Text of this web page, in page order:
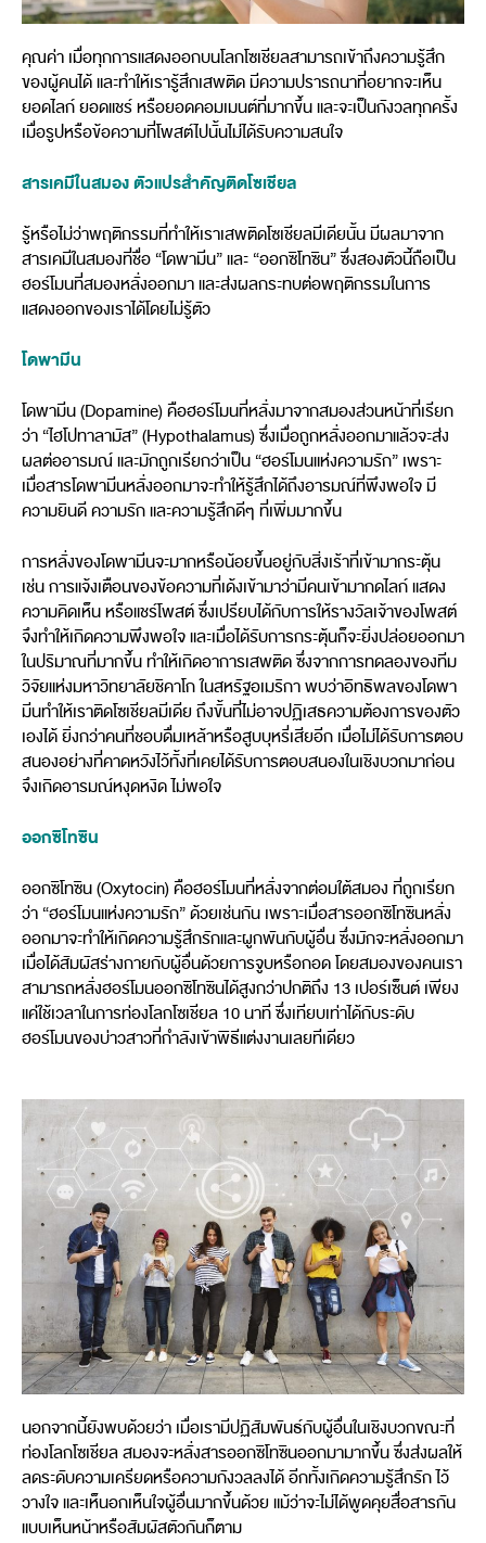
คุณค่า เมื่อทุกการแสดงออกบนโลกโซเชียลสามารถเข้าถึงความรู้สึก
ของผู้คนได้ และทำให้เรารู้สึกเสพติด มีความปรารถนาที่อยากจะเห็น
ยอดไลก์ ยอดแชร์ หรือยอดคอมเมนต์ที่มากขึ้น และจะเป็นกังวลทุกครั้ง
เมื่อรูปหรือข้อความที่โพสต์ไปนั้นไม่ได้รับความสนใจ
สารเคมีในสมอง ตัวแปรสำคัญติดโซเชียล
รู้หรือไม่ว่าพฤติกรรมที่ทำให้เราเสพติดโซเชียลมีเดียนั้น มีผลมาจาก
สารเคมีในสมองที่ชื่อ “โดพามีน” และ “ออกซิโทซิน” ซึ่งสองตัวนี้ถือเป็น
ฮอร์โมนที่สมองหลั่งออกมา และส่งผลกระทบต่อพฤติกรรมในการ
แสดงออกของเราได้โดยไม่รู้ตัว
โดพามีน
โดพามีน (Dopamine) คือฮอร์โมนที่หลั่งมาจากสมองส่วนหน้าที่เรียก
ว่า “ไฮโปทาลามัส” (Hypothalamus) ซึ่งเมื่อถูกหลั่งออกมาแล้วจะส่ง
ผลต่ออารมณ์ และมักถูกเรียกว่าเป็น “ฮอร์โมนแห่งความรัก” เพราะ
เมื่อสารโดพามีนหลั่งออกมาจะทำให้รู้สึกได้ถึงอารมณ์ที่พึงพอใจ มี
ความยินดี ความรัก และความรู้สึกดีๆ ที่เพิ่มมากขึ้น
การหลั่งของโดพามีนจะมากหรือน้อยขึ้นอยู่กับสิ่งเร้าที่เข้ามากระตุ้น
เช่น การแจ้งเตือนของข้อความที่เด้งเข้ามาว่ามีคนเข้ามากดไลก์ แสดง
ความคิดเห็น หรือแชร์โพสต์ ซึ่งเปรียบได้กับการให้รางวัลเจ้าของโพสต์
จึงทำให้เกิดความพึงพอใจ และเมื่อได้รับการกระตุ้นก็จะยิ่งปล่อยออกมา
ในปริมาณที่มากขึ้น ทำให้เกิดอาการเสพติด ซึ่งจากการทดลองของทีม
วิจัยแห่งมหาวิทยาลัยชิคาโก ในสหรัฐอเมริกา พบว่าอิทธิพลของโดพา
มีนทำให้เราติดโซเชียลมีเดีย ถึงขั้นที่ไม่อาจปฏิเสธความต้องการของตัว
เองได้ ยิ่งกว่าคนที่ชอบดื่มเหล้าหรือสูบบุหรี่เสียอีก เมื่อไม่ได้รับการตอบ
สนองอย่างที่คาดหวังไว้ทั้งที่เคยได้รับการตอบสนองในเชิงบวกมาก่อน
จึงเกิดอารมณ์หงุดหงิด ไม่พอใจ
ออกซิโทซิน
ออกซิโทซิน (Oxytocin) คือฮอร์โมนที่หลั่งจากต่อมใต้สมอง ที่ถูกเรียก
ว่า “ฮอร์โมนแห่งความรัก” ด้วยเช่นกัน เพราะเมื่อสารออกซิโทซินหลั่ง
ออกมาจะทำให้เกิดความรู้สึกรักและผูกพันกับผู้อื่น ซึ่งมักจะหลั่งออกมา
เมื่อได้สัมผัสร่างกายกับผู้อื่นด้วยการจูบหรือกอด โดยสมองของคนเรา
สามารถหลั่งฮอร์โมนออกซิโทซินได้สูงกว่าปกติถึง 13 เปอร์เซ็นต์ เพียง
แค่ใช้เวลาในการท่องโลกโซเชียล 10 นาที ซึ่งเทียบเท่าได้กับระดับ
ฮอร์โมนของบ่าวสาวที่กำลังเข้าพิธีแต่งงานเลยทีเดียว
นอกจากนี้ยังพบด้วยว่า เมื่อเรามีปฏิสัมพันธ์กับผู้อื่นในเชิงบวกขณะที่
ท่องโลกโซเชียล สมองจะหลั่งสารออกซิโทซินออกมามากขึ้น ซึ่งส่งผลให้
ลดระดับความเครียดหรือความกังวลลงได้ อีกทั้งเกิดความรู้สึกรัก ไว้
วางใจ และเห็นอกเห็นใจผู้อื่นมากขึ้นด้วย แม้ว่าจะไม่ได้พูดคุยสื่อสารกัน
แบบเห็นหน้าหรือสัมผัสตัวกันก็ตาม